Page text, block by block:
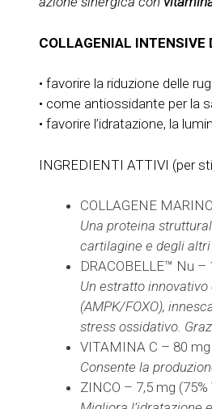
COLLAGENIAL
• favorire la riduzione delle
• come antiossidante per la
• favorire l’idratazione, la
INGREDIENTI ATTIVI (per
COLLAGENE
Una proteina
cartilagine e degli
DRACOBELLE™ Nu –
Un estratto
(AMPK/FOXO),
stress ossidativo.
VITAMINA C – 80 mg
Consente la
ZINCO – 7,5 mg (75%